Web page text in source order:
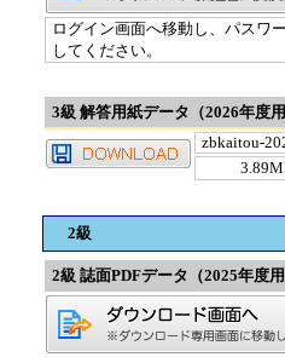
ログイン画面へ移動し、パスワ
してください。
3級 解答用紙データ（2026年度用
zbkaitou-
2級
2級 誌面PDFデータ（2025年度用